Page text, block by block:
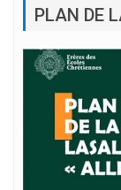
PLAN DE